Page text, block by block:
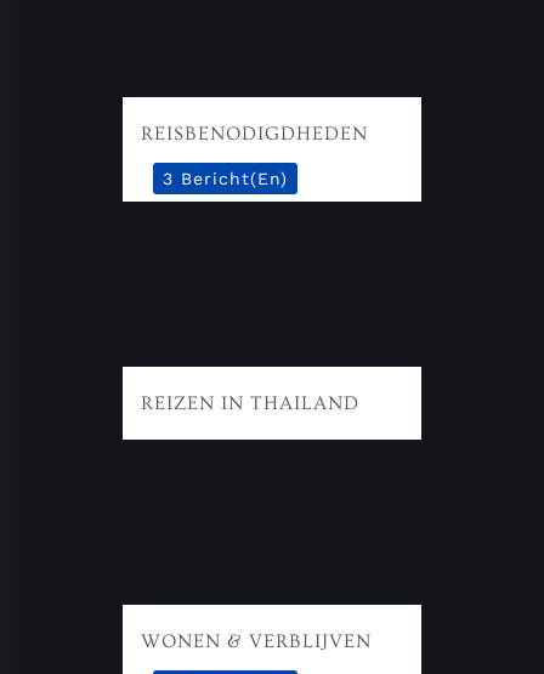
REISBENODIGDHEDEN
3 Bericht(en)
REIZEN IN THAILAND
WONEN & VERBLIJVEN